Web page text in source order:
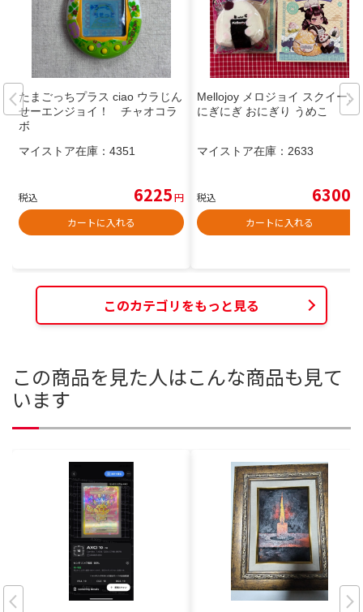
たまごっちプラス ciao ウラじん
せーエンジョイ！ チャオコラ
ボ
マイストア在庫： 4351
税込 6225円
カートに入れる
Mellojoy メロジョイ スクイーズ
にぎにぎ おにぎり うめこ
マイストア在庫： 2633
税込 6300
カートに入れる
このカテゴリをもっと見る
この商品を見た人はこんな商品も見て
います